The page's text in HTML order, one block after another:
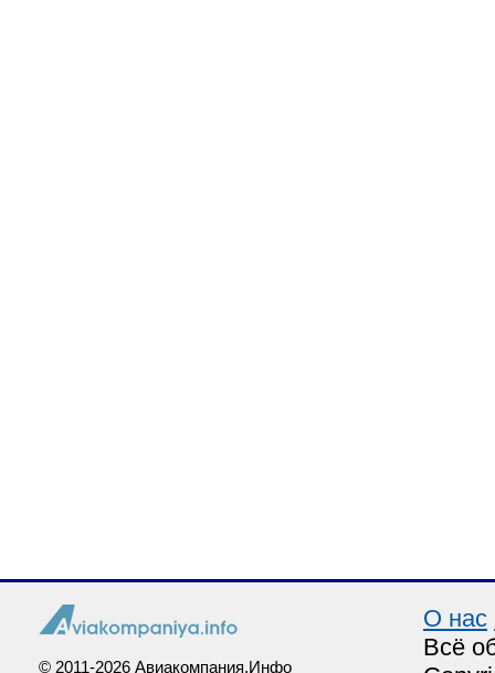
© 2011-2026 Авиакомпания.Инфо
О нас
Всё